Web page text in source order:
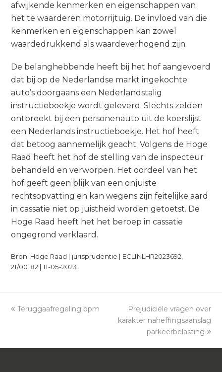
afwijkende kenmerken en eigenschappen van
het te waarderen motorrijtuig. De invloed van die
kenmerken en eigenschappen kan zowel
waardedrukkend als waardeverhogend zijn.
De belanghebbende heeft bij het hof aangevoerd
dat bij op de Nederlandse markt ingekochte
auto’s doorgaans een Nederlandstalig
instructieboekje wordt geleverd. Slechts zelden
ontbreekt bij een personenauto uit de koerslijst
een Nederlands instructieboekje. Het hof heeft
dat betoog aannemelijk geacht. Volgens de Hoge
Raad heeft het hof de stelling van de inspecteur
behandeld en verworpen. Het oordeel van het
hof geeft geen blijk van een onjuiste
rechtsopvatting en kan wegens zijn feitelijke aard
in cassatie niet op juistheid worden getoetst. De
Hoge Raad heeft het het beroep in cassatie
ongegrond verklaard.
Bron: Hoge Raad | jurisprudentie | ECLINLHR2023692,
21/00182 | 11-05-2023
previous
Teruggaafregeling bpm
next
post:
Prejudiciële vragen over
karakter naheffingsaanslag
parkeerbelasting